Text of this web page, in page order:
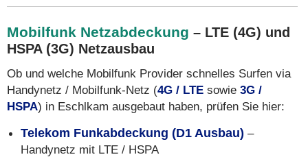
Mobilfunk Netzabdeckung – LTE (4G) und
HSPA (3G) Netzausbau
Ob und welche Mobilfunk Provider schnelles Surfen via
Handynetz / Mobilfunk-Netz (4G / LTE sowie 3G /
HSPA) in Eschlkam ausgebaut haben, prüfen Sie hier:
Telekom Funkabdeckung (D1 Ausbau) –
Handynetz mit LTE / HSPA